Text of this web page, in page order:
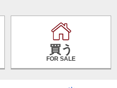
買う
FOR SALE